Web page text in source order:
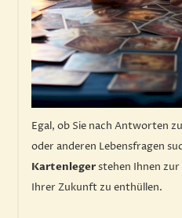
Egal, ob Sie nach Antworten
oder anderen Lebensfragen
Kartenlegerstehen Ihnen zur
Ihrer Zukunft zu enthüllen.